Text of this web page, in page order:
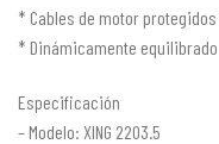
* Cables de motor protegidos
* Dinámicamente equilibrado
Especificación
– Modelo: XING 2203.5